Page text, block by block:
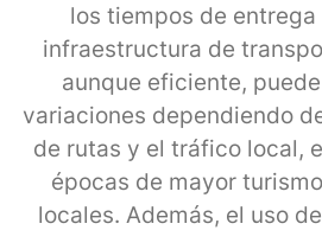
los tiempos de entrega
infraestructura de
aunque eficiente,
variaciones dependiendo
de rutas y el tráfico local,
épocas de mayor
locales. Además, el uso